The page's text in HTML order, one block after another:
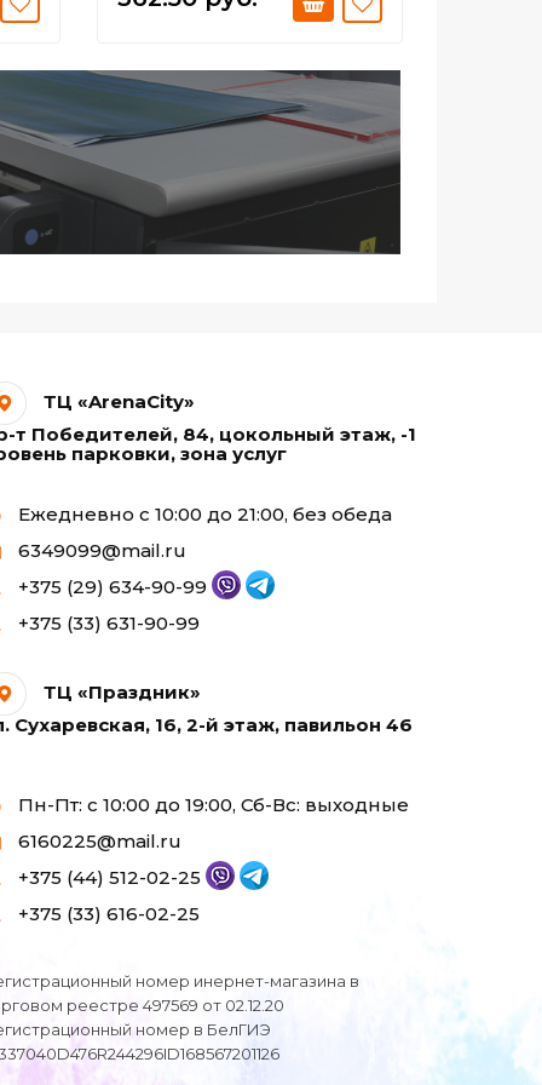
ТЦ «ArenaCity»
т Победителей, 84, цокольный этаж, -1
парковки, зона услуг
Ежедневно с 10:00 до 21:00, без обеда
6349099@mail.ru
+375 (29) 634-90-99
+375 (33) 631-90-99
ТЦ «Праздник»
Сухаревская, 16, 2-й этаж, павильон 46
Пн-Пт: с 10:00 до 19:00, Сб-Вс: выходные
6160225@mail.ru
+375 (44) 512-02-25
+375 (33) 616-02-25
номер инернет-магазина в
реестре 497569 от 02.12.20
номер в БелГИЭ